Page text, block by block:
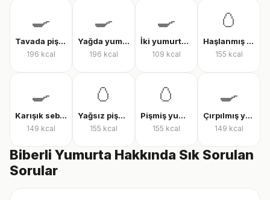
🍳
Tavada pişmiş yumurta
196 kcal
🍳
Yağda yumurta
196 kcal
🍳
İki yumurtalı menemen
109 kcal
🥚
Haşlanmış tam yumurta
155 kcal
🍳
Karışık sebzeli omlet
149 kcal
🥚
Yağsız pişmiş yumurta
155 kcal
🥚
Pişmiş yumurta
155 kcal
🍳
Çırpılmış yumurta
149 kcal
Biberli Yumurta Hakkında Sık Sorulan
Sorular